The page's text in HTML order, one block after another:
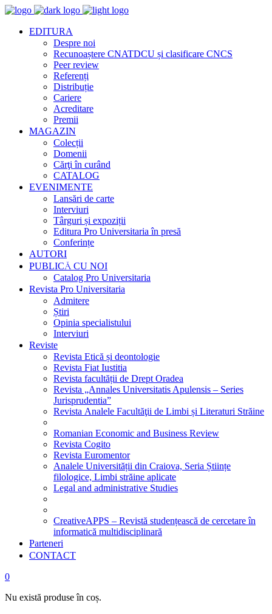
EDITURA
Despre noi
Recunoaștere CNATDCU și clasificare CNCS
Peer review
Referenți
Distribuție
Cariere
Acreditare
Premii
MAGAZIN
Colecții
Domenii
Cărţi în curând
CATALOG
EVENIMENTE
Lansări de carte
Interviuri
Târguri și expoziții
Editura Pro Universitaria în presă
Conferințe
AUTORI
PUBLICĂ CU NOI
Catalog Pro Universitaria
Revista Pro Universitaria
Admitere
Știri
Opinia specialistului
Interviuri
Reviste
Revista Etică și deontologie
Revista Fiat Iustitia
Revista facultății de Drept Oradea
Revista „Annales Universitatis Apulensis – Series
Jurisprudentia”
Revista Analele Facultăţii de Limbi și Literaturi Străine
Romanian Economic and Business Review
Revista Cogito
Revista Euromentor
Analele Universității din Craiova, Seria Științe
filologice, Limbi străine aplicate
Legal and administrative Studies
CreativeAPPS – Revistă studențească de cercetare în
informatică multidisciplinară
Parteneri
CONTACT
0
Nu există produse în coș.